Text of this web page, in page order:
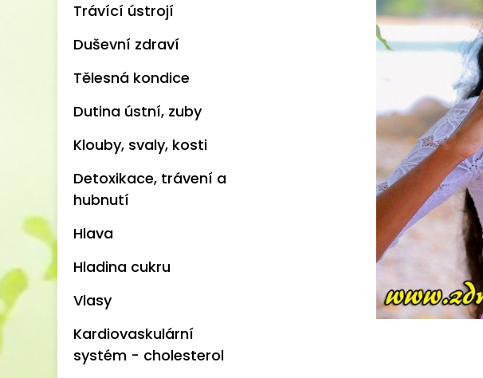
Trávící ústrojí
Duševní zdraví
Tělesná kondice
Dutina ústní, zuby
Klouby, svaly, kosti
Detoxikace, trávení a
hubnutí
Hlava
Hladina cukru
Vlasy
Kardiovaskulární
systém - cholesterol